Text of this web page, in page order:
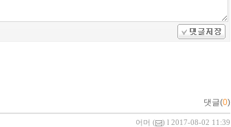
댓글(0)
어머 ( ) l 2017-08-02 11:39